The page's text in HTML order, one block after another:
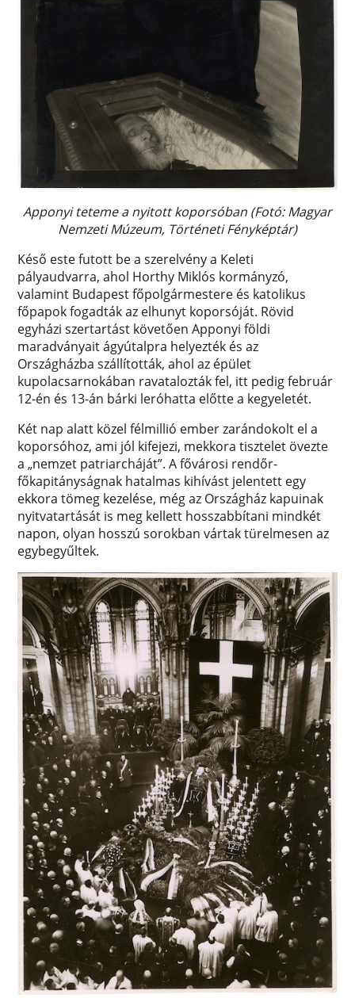
Apponyi teteme a nyitott koporsóban (Fotó: Magyar
Nemzeti Múzeum, Történeti Fényképtár)
Késő este futott be a szerelvény a Keleti
pályaudvarra, ahol Horthy Miklós kormányzó,
valamint Budapest főpolgármestere és katolikus
főpapok fogadták az elhunyt koporsóját. Rövid
egyházi szertartást követően Apponyi földi
maradványait ágyútalpra helyezték és az
Országházba szállították, ahol az épület
kupolacsarnokában ravatalozták fel, itt pedig február
12-én és 13-án bárki leróhatta előtte a kegyeletét.
Két nap alatt közel félmillió ember zarándokolt el a
koporsóhoz, ami jól kifejezi, mekkora tisztelet övezte
a „nemzet patriarcháját”. A fővárosi rendőr-
főkapitányságnak hatalmas kihívást jelentett egy
ekkora tömeg kezelése, még az Országház kapuinak
nyitvatartását is meg kellett hosszabbítani mindkét
napon, olyan hosszú sorokban vártak türelmesen az
egybegyűltek.